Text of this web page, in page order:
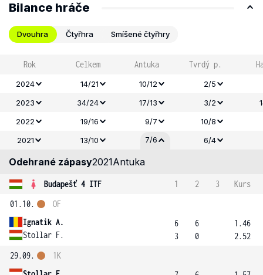
Bilance hráče
Dvouhra Čtyřhra Smíšené čtyřhry
Rok Celkem Antuka Tvrdý p.
2024 14/21 10/12 2/5
2023
34/24 17/13 3/2
2022
19/16 9/7
10/8
2021
13/10 7/6 6/4
Odehrané zápasy2021Antuka
Budapešť 4 ITF 1 2 3
Kurs
01.10.
Ignatik A.
Stollar F.
OF
6
3
6
0
1.46
2.52
29.09.
1K